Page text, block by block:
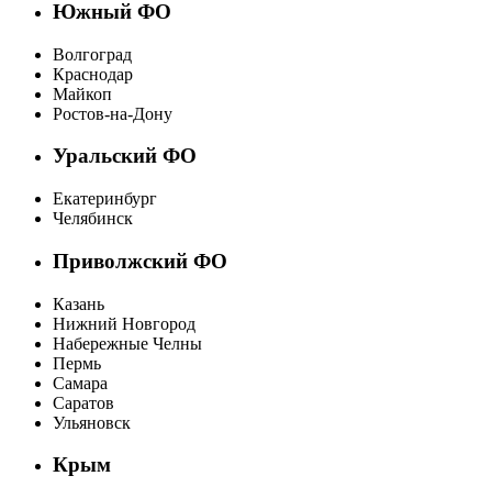
Южный ФО
Волгоград
Краснодар
Майкоп
Ростов-на-Дону
Уральский ФО
Екатеринбург
Челябинск
Приволжский ФО
Казань
Нижний Новгород
Набережные Челны
Пермь
Самара
Саратов
Ульяновск
Крым